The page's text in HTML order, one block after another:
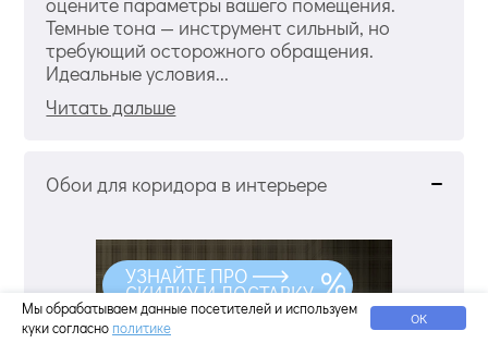
Темные тона — инструмент сильный, но
требующий осторожного обращения.
Идеальные условия...
Читать дальше
Обои для коридора в интерьере
Мы обрабатываем данные посетителей и используем
куки согласно политике ОК
УЗНАЙТЕ ПРО
СКИДКУ И ДОСТАВКУ